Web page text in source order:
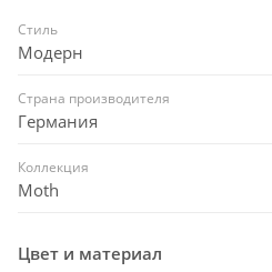
Стиль
Модерн
Страна производителя
Германия
Коллекция
Moth
Цвет и материал